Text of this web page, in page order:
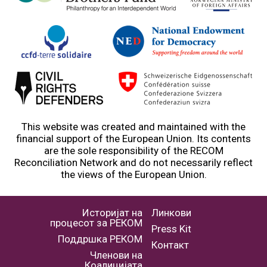
This website was created and maintained with the
financial support of the European Union. Its contents
are the sole responsibility of the RECOM
Reconciliation Network and do not necessarily reflect
the views of the European Union.
Историјат на
процесот за РЕКОМ
Поддршка РЕКОМ
Членови на
Линкови
Press Kit
Контакт